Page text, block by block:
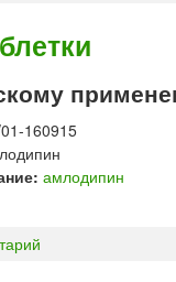
160915
амлодипин